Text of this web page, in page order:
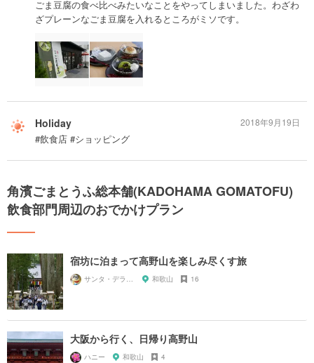
ごま豆腐の食べ比べみたいなことをやってしまいました。わざわ
ざプレーンなごま豆腐を入れるところがミソです。
Holiday
#飲食店 #ショッピング
2018年9月19日
角濱ごまとうふ総本舗(KADOHAMA GOMATOFU)
飲食部門周辺のおでかけプラン
宿坊に泊まって高野山を楽しみ尽くす旅
サンタ・デラックス 和歌山 16
大阪から行く、日帰り高野山
ハニー 和歌山 4